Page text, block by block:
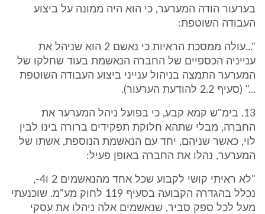
בערעור הודה המערער, כי הוא היה ממונה על ביצוע
העבודה השוטפת:
"...עולה ממסכת הראיות כי נאשם 2 הוא שניהל את
ענייניה הכספיים של החברה הנאשמת בעוד שחלקו של
המערער התמצה בניהול ענייני ביצוע העבודה השוטפת
..." (סעיף 2.2 להודעת הערעור).
13. בימ"ש קמא קבע, כי בפועל ניהל המערער את
החברה, מבלי שתהא חלוקת תפקידים ברורה בינו לבין
לוי, כאשר שניהם, יחד עם הנאשמת הנוספת, אשתו של
המערער, נהלו את החברה באופן פעיל:
"לא ראיתי קושי לקבוע שכל אחד מהנאשמים 2 ו4-,
נכלל בהגדרה הקבועה בסעיף 119 לחוק מע"מ. שוכנעתי
מעל לכל ספק סביר, שנאשמים אלה ניהלו את עסקי